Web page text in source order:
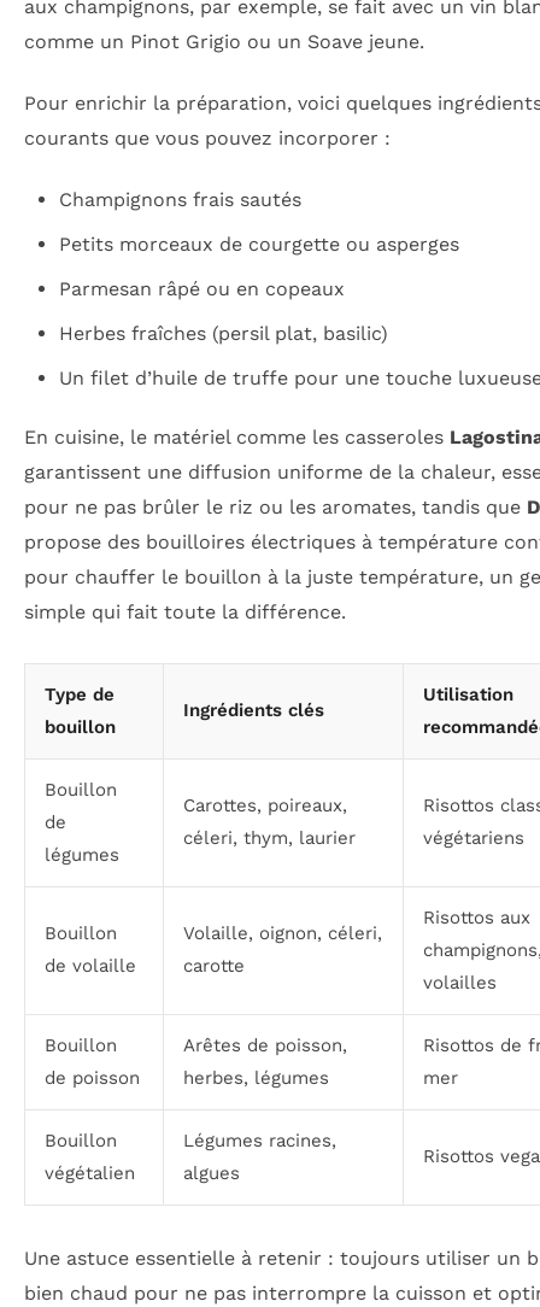
aux champignons, par exemple, se fait avec un vin
comme un Pinot Grigio ou un Soave jeune.
Pour enrichir la préparation, voici quelques
courants que vous pouvez incorporer :
Champignons frais sautés
Petits morceaux de courgette ou asperges
Parmesan râpé ou en copeaux
Herbes fraîches (persil plat, basilic)
Un filet d’huile de truffe pour une touche
En cuisine, le matériel comme les casseroles
garantissent une diffusion uniforme de la chaleur,
pour ne pas brûler le riz ou les aromates, tandis que
propose des bouilloires électriques à température
pour chauffer le bouillon à la juste température, un
simple qui fait toute la différence.
Type de
bouillon
Ingrédients clés
Utilisation
Bouillon
de
légumes
Carottes, poireaux,
céleri, thym, laurier
Risottos
végétariens
Bouillon
de volaille
Volaille, oignon, céleri,
carotte
Risottos aux
volailles
Bouillon
de poisson
Arêtes de poisson,
herbes, légumes
Risottos de
mer
Bouillon
végétalien
Légumes racines,
algues
Risottos
Une astuce essentielle à retenir : toujours utiliser un
bien chaud pour ne pas interrompre la cuisson et